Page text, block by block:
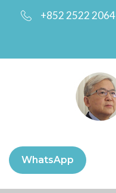
+852 2522 2064
WhatsApp